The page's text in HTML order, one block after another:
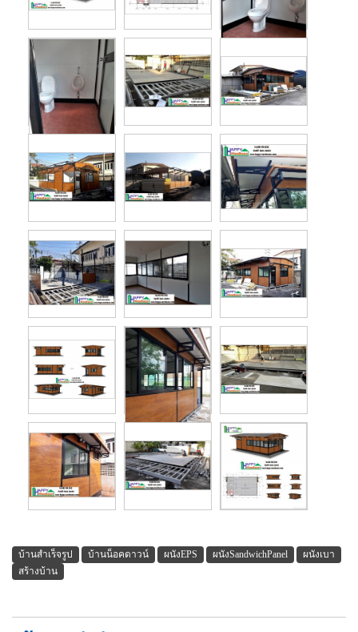
บ้านสำเร็จรูป บ้านน็อคดาวน์ ผนังEPS ผนังSandwichPanel
ผนังเบา
สร้างบ้าน